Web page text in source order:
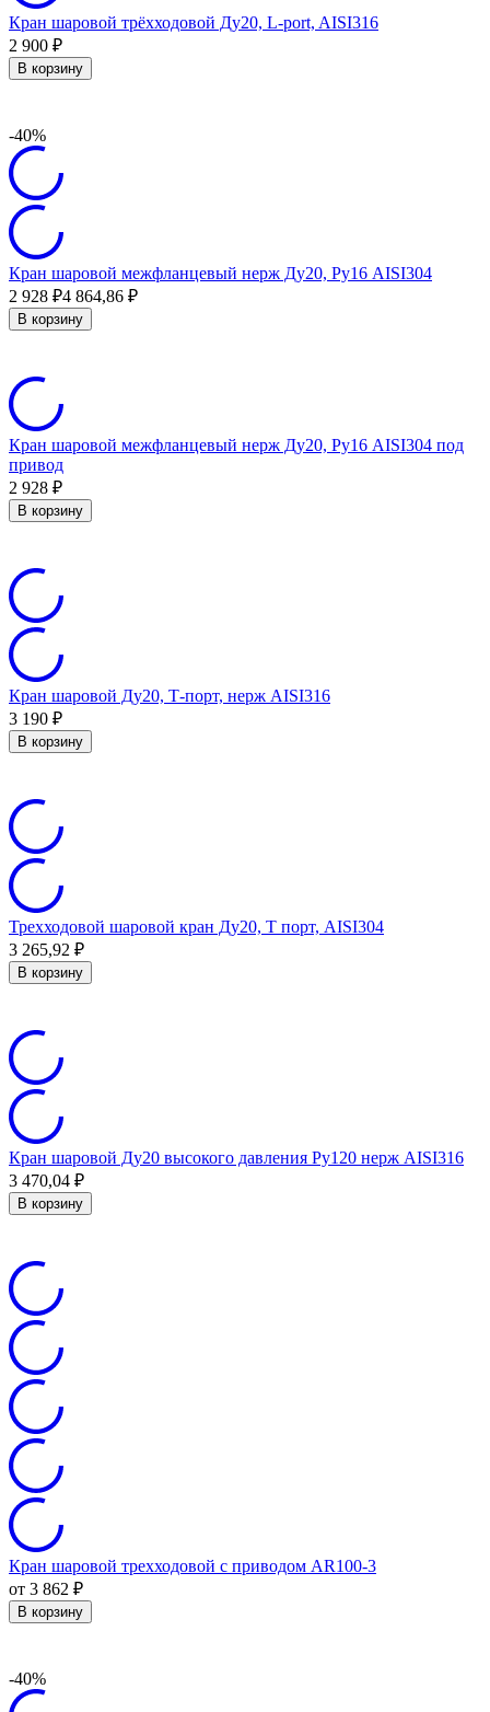
Кран шаровой трёхходовой Ду20, L-port, AISI316
2 900 ₽
В корзину
-40%
Кран шаровой межфланцевый нерж Ду20, Ру16 AISI304
2 928 ₽4 864,86 ₽
В корзину
Кран шаровой межфланцевый нерж Ду20, Ру16 AISI304 под
привод
2 928 ₽
В корзину
Кран шаровой Ду20, Т-порт, нерж AISI316
3 190 ₽
В корзину
Трехходовой шаровой кран Ду20, Т порт, AISI304
3 265,92 ₽
В корзину
Кран шаровой Ду20 высокого давления Ру120 нерж AISI316
3 470,04 ₽
В корзину
Кран шаровой трехходовой с приводом AR100-3
от 3 862 ₽
В корзину
-40%